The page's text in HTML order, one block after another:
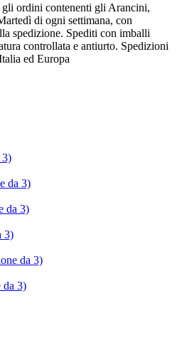
ordini contenenti gli Arancini,
di ogni settimana, con
spedizione. Spediti con imballi
controllata e antiurto. Spedizioni
ed Europa
3)
da 3)
da 3)
3)
da 3)
da 3)